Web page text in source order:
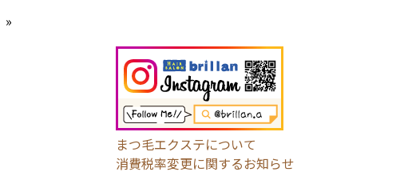
»
まつ毛エクステについて
消費税率変更に関するお知らせ